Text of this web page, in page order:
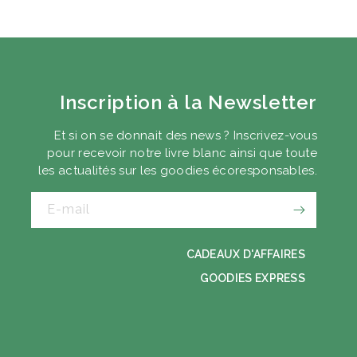
Inscription à la Newsletter
Et si on se donnait des news ? Inscrivez-vous
pour recevoir notre livre blanc ainsi que toute
les actualités sur les goodies écoresponsables.
E-mail
CADEAUX D'AFFAIRES
GOODIES EXPRESS